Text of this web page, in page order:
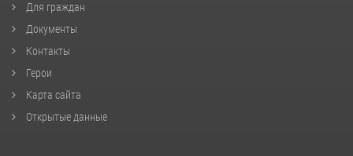
Для граждан
Документы
Контакты
Герои
Карта сайта
Открытые данные